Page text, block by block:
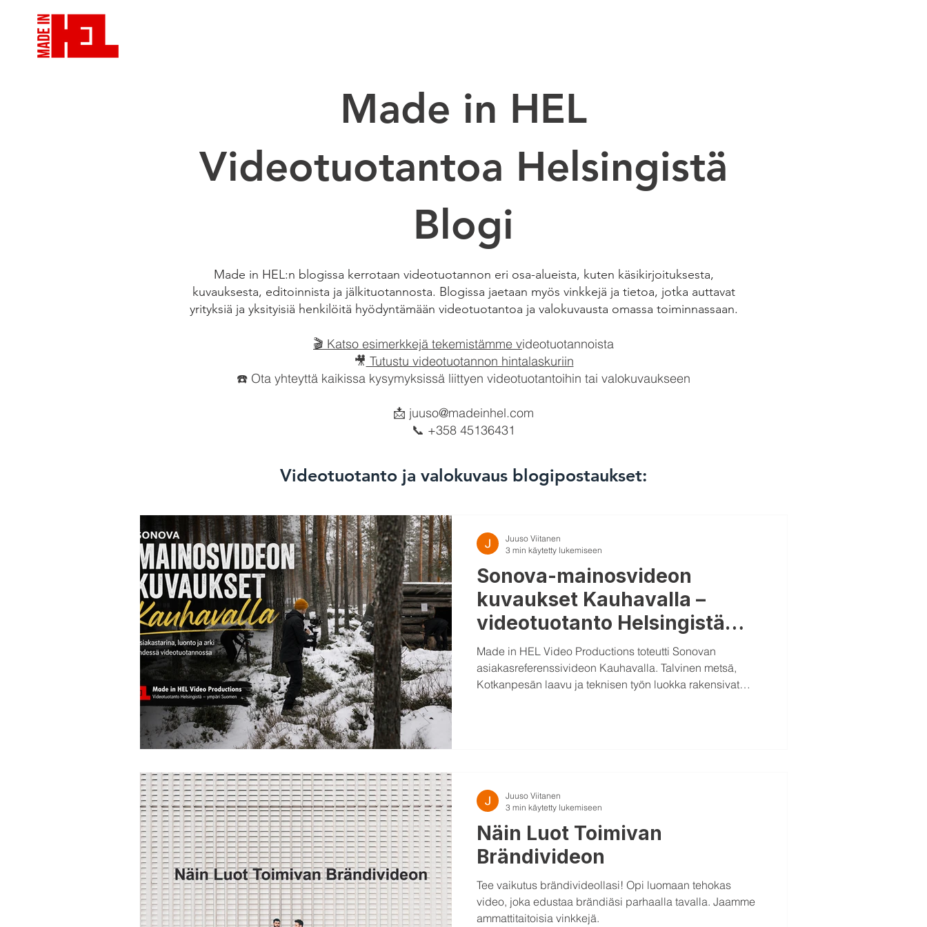
Made in HEL
Videotuotantoa Helsingistä
Blogi
Made in HEL:n blogissa kerrotaan videotuotannon eri osa-alueista, kuten käsikirjoituksesta,
kuvauksesta, editoinnista ja jälkituotannosta. Blogissa jaetaan myös vinkkejä ja tietoa, jotka auttavat
yrityksiä ja yksityisiä henkilöitä hyödyntämään videotuotantoa ja valokuvausta omassa toiminnassaan.
🎬 Katso esimerkkejä tekemistämme videotuotannoista
🎥 Tutustu videotuotannon hintalaskuriin
☎️ Ota yhteyttä kaikissa kysymyksissä liittyen videotuotantoihin tai valokuvaukseen
📩 juuso@madeinhel.com
📞 +358 45136431
Sonova-mainosvideon
kuvaukset Kauhavalla –
videotuotanto Helsingistä
Pohjanmaalle
Made in HEL Video Productions toteutti Sonovan
asiakasreferenssivideon Kauhavalla. Talvinen metsä,
Kotkanpesän laavu ja teknisen työn luokka rakensivat
Juuso Viitanen
3 min käytetty lukemiseen
Näin Luot Toimivan
Brändivideon
Tee vaikutus brändivideollasi! Opi luomaan tehokas
video, joka edustaa brändiäsi parhaalla tavalla. Jaamme
ammattitaitoisia vinkkejä.
Juuso Viitanen
3 min käytetty lukemiseen
Videotuotanto ja valokuvaus blogipostaukset: